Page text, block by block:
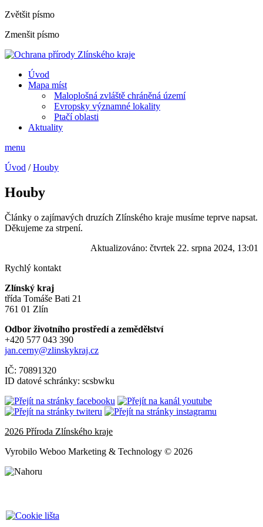
Zvětšit písmo
Zmenšit písmo
Úvod
Mapa míst
Maloplošná zvláště chráněná území
Evropsky významné lokality
Ptačí oblasti
Aktuality
menu
Úvod /Houby
Houby
Články o zajímavých druzích Zlínského kraje musíme teprve napsat.
Děkujeme za strpení.
Aktualizováno: čtvrtek 22. srpna 2024, 13:01
Rychlý kontakt
Zlínský kraj
třída Tomáše Bati 21
761 01 Zlín
Odbor životního prostředí a zemědělství
+420 577 043 390
jan.cerny@zlinskykraj.cz
IČ: 70891320
ID datové schránky: scsbwku
2026 Příroda Zlínského kraje
Vyrobilo Weboo Marketing & Technology © 2026